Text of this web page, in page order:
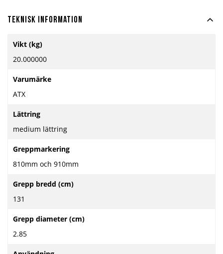
Teknisk information
information
Vikt (kg)
20.000000
Varumärke
ATX
Lättring
medium lättring
Greppmarkering
810mm och 910mm
Grepp bredd (cm)
131
Grepp diameter (cm)
2.85